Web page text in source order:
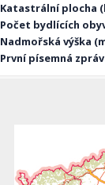
Katastrální plocha
Počet bydlících
Nadmořská výška
První písemná